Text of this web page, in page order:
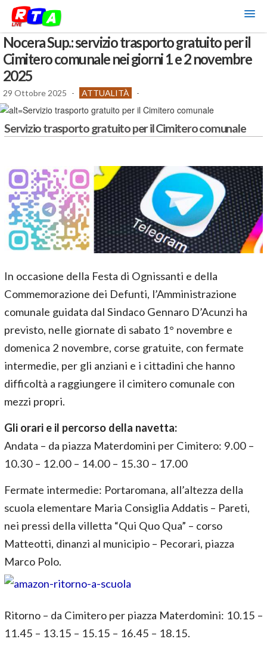
Nocera Sup.: servizio trasporto gratuito per il
Cimitero comunale nei giorni 1 e 2 novembre
2025
29 Ottobre 2025 - ATTUALITÀ -
Servizio trasporto gratuito per il Cimitero comunale
In occasione della Festa di Ognissanti e della
Commemorazione dei Defunti, l’Amministrazione
comunale guidata dal Sindaco Gennaro D’Acunzi ha
previsto, nelle giornate di sabato 1° novembre e
domenica 2 novembre, corse gratuite, con fermate
intermedie, per gli anziani e i cittadini che hanno
difficoltà a raggiungere il cimitero comunale con
mezzi propri.
Gli orari e il percorso della navetta:
Andata – da piazza Materdomini per Cimitero: 9.00 –
10.30 – 12.00 – 14.00 – 15.30 – 17.00
Fermate intermedie: Portaromana, all’altezza della
scuola elementare Maria Consiglia Addatis – Pareti,
nei pressi della villetta “Qui Quo Qua” – corso
Matteotti, dinanzi al municipio – Pecorari, piazza
Marco Polo.
Ritorno – da Cimitero per piazza Materdomini: 10.15 –
11.45 – 13.15 – 15.15 – 16.45 – 18.15.